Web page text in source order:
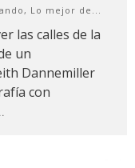
, Lo mejor de...
las calles de la
un
Dannemiller
con